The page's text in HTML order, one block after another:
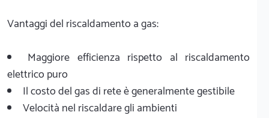
Vantaggi del riscaldamento a gas:
Maggiore efficienza rispetto al riscaldamento
elettrico puro
Il costo del gas di rete è generalmente gestibile
Velocità nel riscaldare gli ambienti